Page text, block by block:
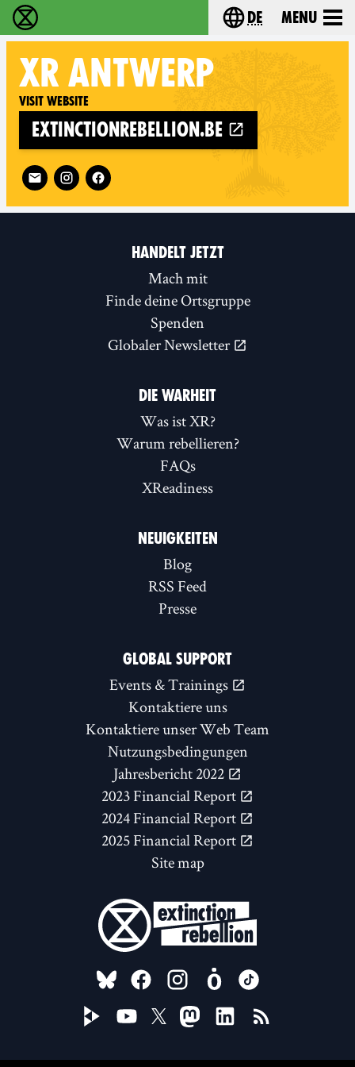
extinction rebellion - Home Choose your
de Menu
XR ANTWERP
Visit website
extinctionrebellion.be
Follow XR Antwerp on
HANDELT JETZT
Mach mit
Finde deine Ortsgruppe
Spenden
Globaler Newsletter
DIE WARHEIT
Was ist XR?
Warum rebellieren?
FAQs
XReadiness
NEUIGKEITEN
Blog
RSS Feed
Presse
GLOBAL SUPPORT
Events & Trainings
Kontaktiere uns
Kontaktiere unser Web Team
Nutzungsbedingungen
Jahresbericht 2022
2023 Financial Report
2024 Financial Report
2025 Financial Report
Site map
FOLLOW US ON